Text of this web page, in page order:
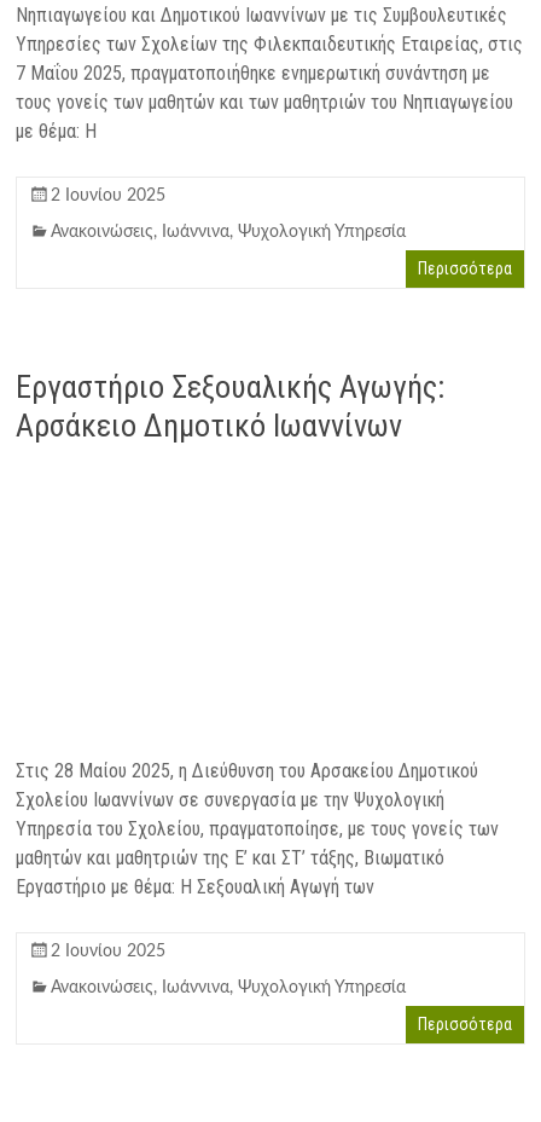
Νηπιαγωγείου και Δημοτικού Ιωαννίνων με τις Συμβουλευτικές
Υπηρεσίες των Σχολείων της Φιλεκπαιδευτικής Εταιρείας, στις
7 Μαΐου 2025, πραγματοποιήθηκε ενημερωτική συνάντηση με
τους γονείς των μαθητών και των μαθητριών του Νηπιαγωγείου
με θέμα: Η
2 Ιουνίου 2025
Ανακοινώσεις, Ιωάννινα,Ψυχολογική Υπηρεσία
Περισσότερα
Εργαστήριο Σεξουαλικής Αγωγής:
Αρσάκειο Δημοτικό Ιωαννίνων
Στις 28 Μαίου 2025, η Διεύθυνση του Αρσακείου Δημοτικού
Σχολείου Ιωαννίνων σε συνεργασία με την Ψυχολογική
Υπηρεσία του Σχολείου, πραγματοποίησε, με τους γονείς των
μαθητών και μαθητριών της Ε’ και ΣΤ’ τάξης, Βιωματικό
Εργαστήριο με θέμα: H Σεξουαλική Αγωγή των
2 Ιουνίου 2025
Ανακοινώσεις, Ιωάννινα,Ψυχολογική Υπηρεσία
Περισσότερα